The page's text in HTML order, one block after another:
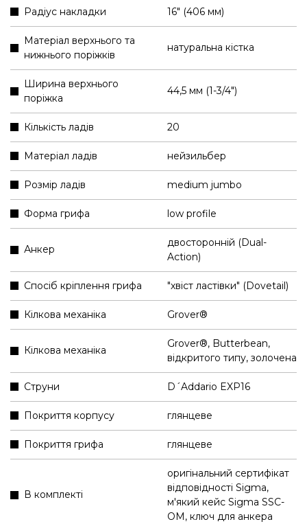
Радіус накладки 16" (406 мм)
Матеріал верхнього та
нижнього поріжків
натуральна кістка
Ширина верхнього
поріжка
44,5 мм (1-3/4″)
Кількість ладів 20
Матеріал ладів нейзильбер
Розмір ладів medium jumbo
Форма грифа low profile
Анкер
двосторонній (Dual-
Action)
Спосіб кріплення грифа "хвіст ластівки" (Dovetail)
Кілкова механіка Grover®
Кілкова механіка
Grover®, Butterbean,
відкритого типу, золочена
Струни D´Addario EXP16
Покриття корпусу глянцеве
Покриття грифа глянцеве
В комплекті
оригінальний сертифікат
відповідності Sigma,
м'який кейс Sigma SSC-
OM, ключ для анкера